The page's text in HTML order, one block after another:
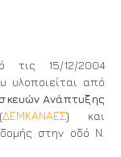
τις 15/12/2004
υλοποιείται από
Ανάπτυξης
ΔΕΜΚΑΝΑΕΣ) και
στην οδό Ν.